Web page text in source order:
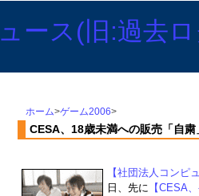
ホーム>ゲーム2006>
CESA、18歳未満への販売「自
【社団法人コンピ
日、先に 【CESA